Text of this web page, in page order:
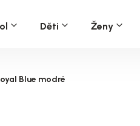
Děti Ženy
Blue modré